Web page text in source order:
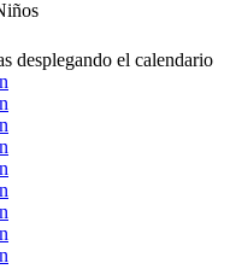
desplegando el calendario